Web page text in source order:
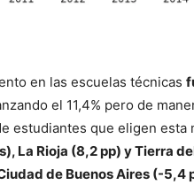
en las escuelas técnicas
el 11,4% pero de
estudiantes que eligen esta
La Rioja (8,2 pp) y Tierra
de Buenos Aires (-5,4